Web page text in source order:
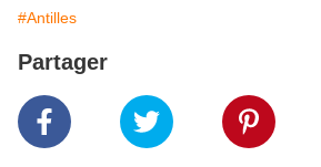
#Antilles
Partager